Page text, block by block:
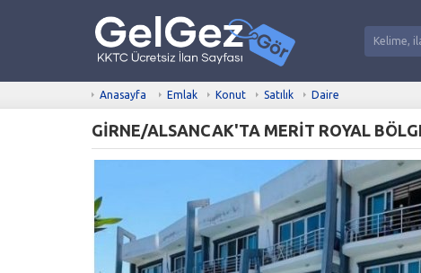
Anasayfa Emlak Konut Satılık Daire
GİRNE/ALSANCAK'TA MERİT ROYAL